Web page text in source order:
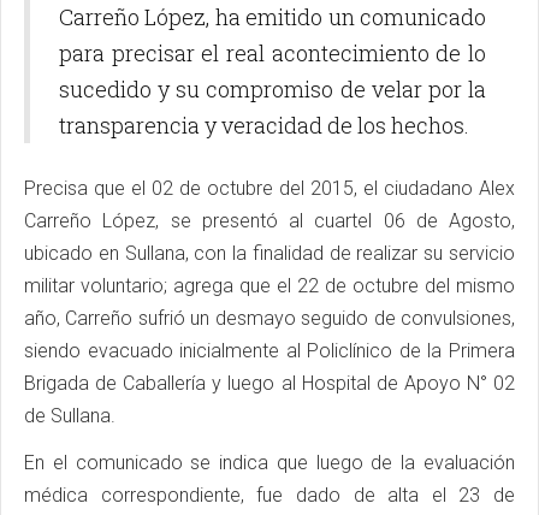
Carreño López, ha emitido un comunicado
para precisar el real acontecimiento de lo
sucedido y su compromiso de velar por la
transparencia y veracidad de los hechos.
Precisa que el 02 de octubre del 2015, el ciudadano Alex
Carreño López, se presentó al cuartel 06 de Agosto,
ubicado en Sullana, con la finalidad de realizar su servicio
militar voluntario; agrega que el 22 de octubre del mismo
año, Carreño sufrió un desmayo seguido de convulsiones,
siendo evacuado inicialmente al Policlínico de la Primera
Brigada de Caballería y luego al Hospital de Apoyo N° 02
de Sullana.
En el comunicado se indica que luego de la evaluación
médica correspondiente, fue dado de alta el 23 de